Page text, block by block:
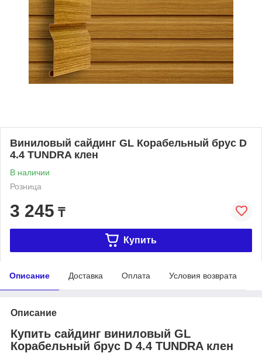
Виниловый сайдинг GL Корабельный брус D
4.4 TUNDRA клен
В наличии
Розница
3 245 ₸
Купить
Описание Доставка Оплата Условия возврата
Описание
Купить сайдинг виниловый GL
Корабельный брус D 4.4 TUNDRA клен